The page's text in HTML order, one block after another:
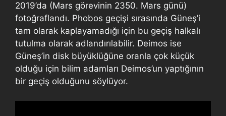
2019’da (Mars görevinin 2350. Mars günü)
fotoğraflandı. Phobos geçişi sırasında Güneş’i
tam olarak kaplayamadığı için bu geçiş halkalı
tutulma olarak adlandırılabilir. Deimos ise
Güneş’in disk büyüklüğüne oranla çok küçük
olduğu için bilim adamları Deimos’un yaptığının
bir geçiş olduğunu söylüyor.